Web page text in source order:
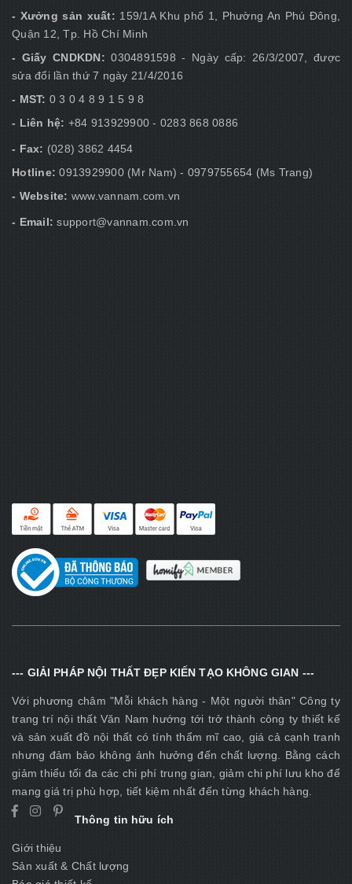
- Xưởng sản xuất: 159/1A Khu phố 1, Phường An Phú Đông,
Quận 12, Tp. Hồ Chí Minh
- Giấy CNDKDN: 0304891598 - Ngày cấp: 26/3/2007, được
sửa đổi lần thứ 7 ngày 21/4/2016
- MST: 0 3 0 4 8 9 1 5 9 8
- Liên hệ: +84 913929900 - 0283 868 0886
- Fax: (028) 3862 4454
Hotline: 0913929900 (Mr Nam) - 0979755654 (Ms Trang)
- Website: www.vannam.com.vn
- Email: support@vannam.com.vn
--- GIẢI PHÁP NỘI THẤT ĐẸP KIẾN TẠO KHÔNG GIAN ---
Với phương châm "Mỗi khách hàng - Một người thân" Công ty
trang trí nội thất Văn Nam hướng tới trở thành công ty thiết kế
và sản xuất đồ nội thất có tính thẩm mĩ cao, giá cả cạnh tranh
nhưng đảm bảo không ảnh hưởng đến chất lượng. Bằng cách
giảm thiểu tối đa các chi phí trung gian, giảm chi phí lưu kho để
mang giá trị phù hợp, tiết kiệm nhất đến từng khách hàng.
Thông tin hữu ích
Giới thiệu
Sản xuất & Chất lượng